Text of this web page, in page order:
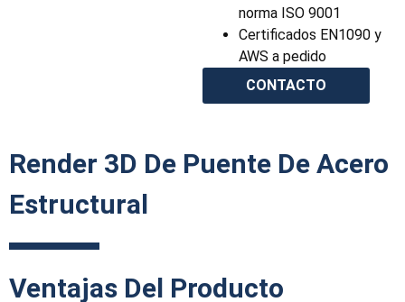
norma ISO 9001
Certificados EN1090 y
AWS a pedido
CONTACTO
Render 3D De Puente De Acero
Estructural
Ventajas Del Producto